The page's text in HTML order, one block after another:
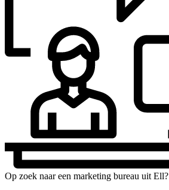
Op zoek naar een marketing bureau uit Ell?